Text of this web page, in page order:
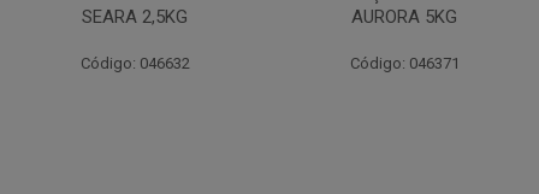
AURORA 5KG
Código: 046371
FATIADO PAKAN 200G
Código: 061522